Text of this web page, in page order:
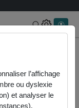
Rechercher
l’affichage
ou dyslexie
et analyser le